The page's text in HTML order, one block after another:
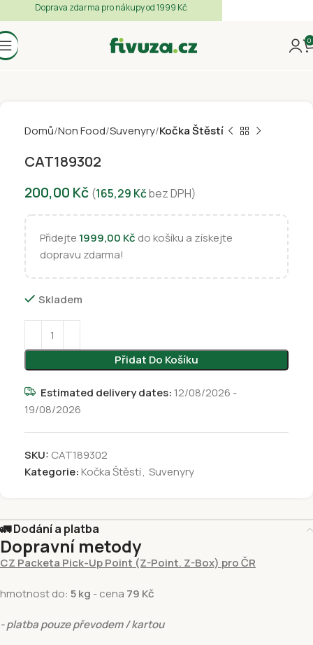
0
Domů Non Food Suvenyry Kočka Štěstí
CAT189302
200,00 Kč (165,29 Kčbez DPH)
Přidejte 1999,00 Kč do košíku a získejte
dopravu zdarma!
Skladem
Přidat Do Košíku
Estimated delivery dates: 12/08/2026 -
19/08/2026
SKU: CAT189302
Kategorie:Kočka Štěstí, Suvenyry
🚛 Dodání a platba
Dopravní metody
CZ Packeta Pick-Up Point (Z-Point. Z-Box) pro ČR
hmotnost do: 5 kg - cena 79 Kč
- platba pouze převodem / kartou
Doprava zdarma pro nákupy od 1999 Kč